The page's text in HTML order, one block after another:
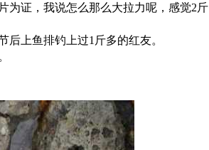
为证，我说怎么那么大拉力呢，感觉2斤
后上鱼排钓上过1斤多的红友。